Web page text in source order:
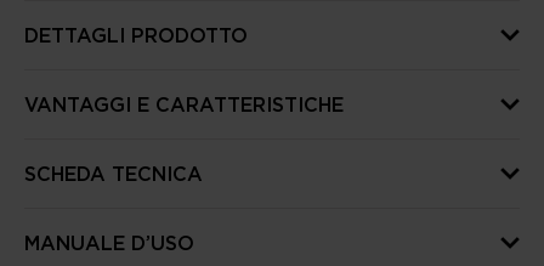
DETTAGLI PRODOTTO
VANTAGGI E CARATTERISTICHE
SCHEDA TECNICA
MANUALE D’USO